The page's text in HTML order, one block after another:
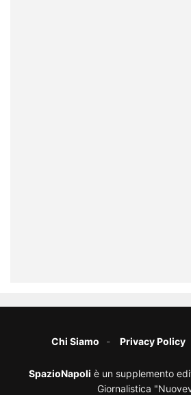
Chi Siamo Privacy Policy
SpazioNapoli è un supplemento
Giornalistica